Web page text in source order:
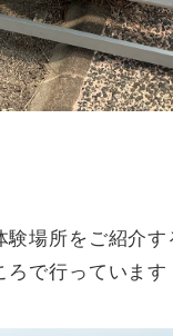
験場所をご紹介
で行っています